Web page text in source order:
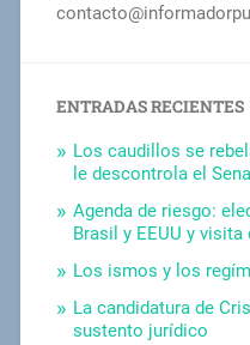
ENTRADAS RECIENTES
Los caudillos se
le descontrola el
Agenda de riesgo:
Brasil y EEUU y visita
Los ismos y los
La candidatura de
sustento jurídico